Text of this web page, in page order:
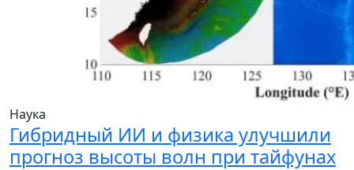
Наука
Гибридный ИИ и физика улучшили
прогноз высоты волн при тайфунах